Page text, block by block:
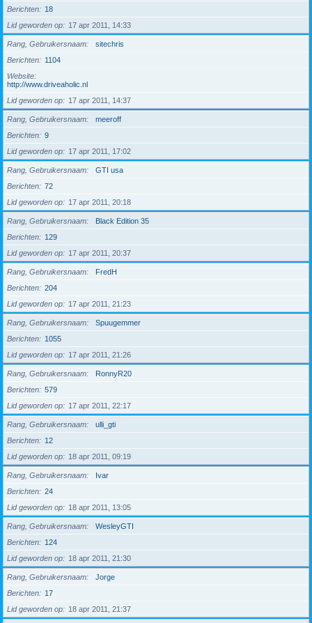
Berichten
18
Lid geworden op
17 apr 2011, 14:33
Rang, Gebruikersnaam
sitechris
Berichten
1104
Website
http://www.driveaholic.nl
Lid geworden op
17 apr 2011, 14:37
Rang, Gebruikersnaam
meeroff
Berichten
9
Lid geworden op
17 apr 2011, 17:02
Rang, Gebruikersnaam
GTI usa
Berichten
72
Lid geworden op
17 apr 2011, 20:18
Rang, Gebruikersnaam
Black Edition 35
Berichten
129
Lid geworden op
17 apr 2011, 20:37
Rang, Gebruikersnaam
FredH
Berichten
204
Lid geworden op
17 apr 2011, 21:23
Rang, Gebruikersnaam
Spuugemmer
Berichten
1055
Lid geworden op
17 apr 2011, 21:26
Rang, Gebruikersnaam
RonnyR20
Berichten
579
Lid geworden op
17 apr 2011, 22:17
Rang, Gebruikersnaam
ulli_gti
Berichten
12
Lid geworden op
18 apr 2011, 09:19
Rang, Gebruikersnaam
Ivar
Berichten
24
Lid geworden op
18 apr 2011, 13:05
Rang, Gebruikersnaam
WesleyGTI
Berichten
124
Lid geworden op
18 apr 2011, 21:30
Rang, Gebruikersnaam
Jorge
Berichten
17
Lid geworden op
18 apr 2011, 21:37